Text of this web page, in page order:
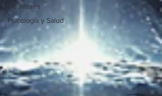
De interés
Psicología y Salud